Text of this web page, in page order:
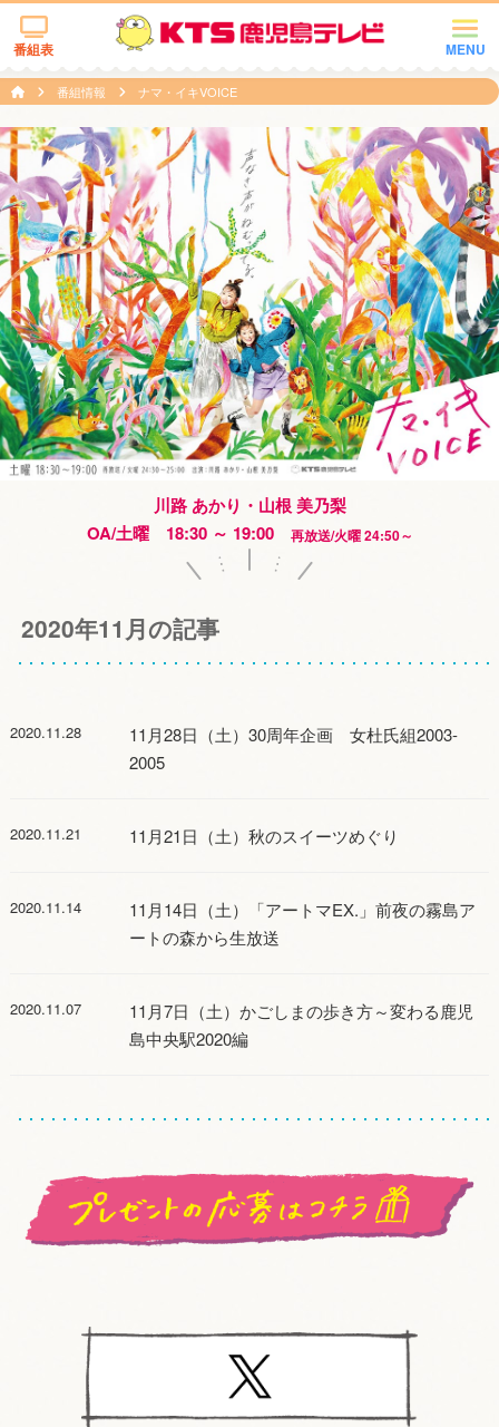
MENU
番組表
番組情報 ナマ・イキVOICE
川路 あかり・山根 美乃梨
OA/土曜 18:30 ～ 19:00
再放送/火曜 24:50～
2020年11月の記事
2020.11.28
11月28日（土）30周年企画 女杜氏組2003-
2005
2020.11.21 11月21日（土）秋のスイーツめぐり
2020.11.14
11月14日（土）「アートマEX.」前夜の霧島ア
ートの森から生放送
2020.11.07
11月7日（土）かごしまの歩き方～変わる鹿児
島中央駅2020編